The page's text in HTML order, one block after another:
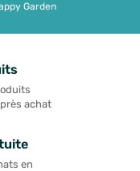
Garden
achat
en